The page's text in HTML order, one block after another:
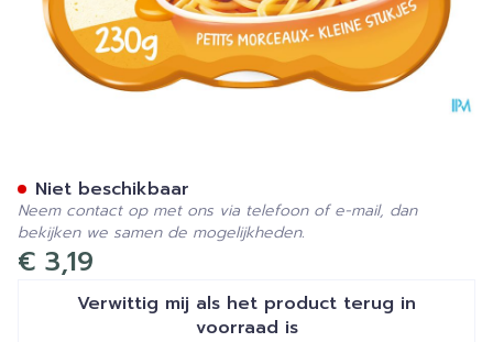
€ 3,19
Verwittig mij als het product terug in
voorraad is
Niet beschikbaar
Neem contact op met ons via telefoon of e-mail, dan
bekijken we samen de mogelijkheden.